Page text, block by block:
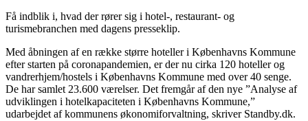
Få indblik i, hvad der rører sig i hotel-, restaurant- og
turismebranchen med dagens presseklip.
Med åbningen af en række større hoteller i Københavns Kommune
efter starten på coronapandemien, er der nu cirka 120 hoteller og
vandrerhjem/hostels i Københavns Kommune med over 40 senge.
De har samlet 23.600 værelser. Det fremgår af den nye ”Analyse af
udviklingen i hotelkapaciteten i Københavns Kommune,”
udarbejdet af kommunens økonomiforvaltning, skriver Standby.dk.